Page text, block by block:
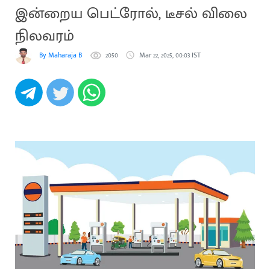
இன்றைய பெட்ரோல், டீசல் விலை
நிலவரம்
By Maharaja B 2050 Mar 22, 2025, 00:03 IST